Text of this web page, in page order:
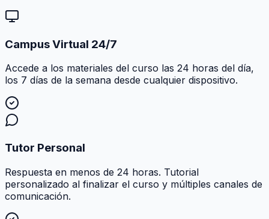
Campus Virtual 24/7
Accede a los materiales del curso las 24 horas del día,
los 7 días de la semana desde cualquier dispositivo.
Tutor Personal
Respuesta en menos de 24 horas. Tutorial
personalizado al finalizar el curso y múltiples canales de
comunicación.